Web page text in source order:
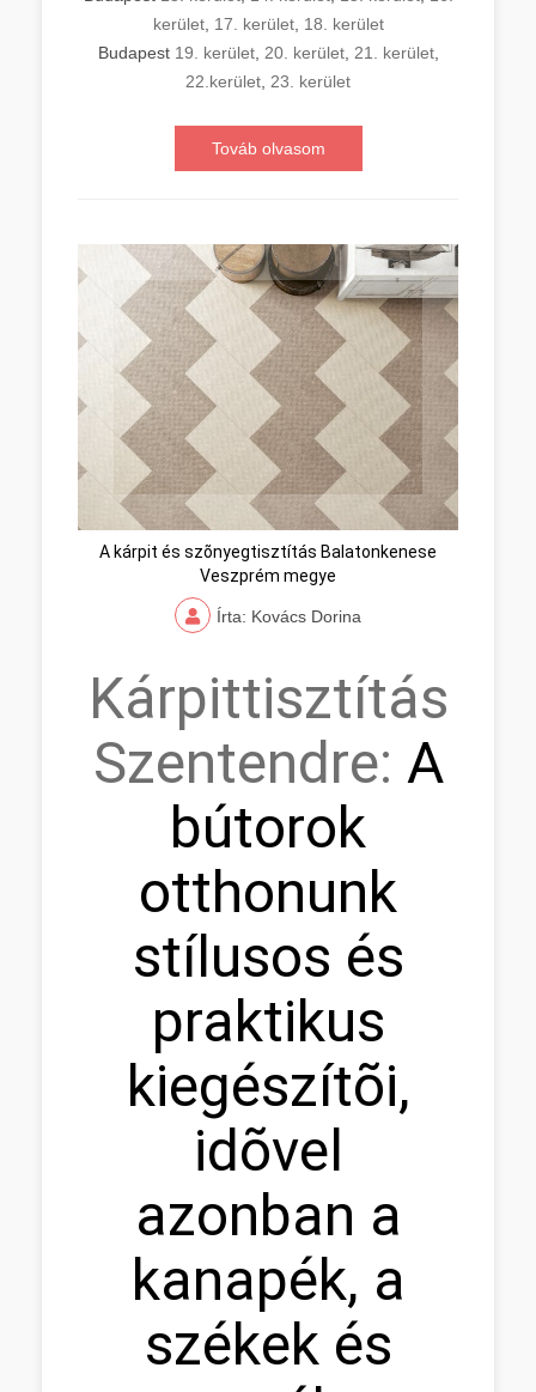
kerület, 17. kerület, 18. kerület
Budapest 19. kerület, 20. kerület, 21. kerület,
22.kerület 23. kerület
Továb olvasom
A kárpit és szõnyegtisztítás Balatonkenese
Veszprém megye
Írta: Kovács Dorina
Kárpittisztítás
Szentendre: A
bútorok
otthonunk
stílusos és
praktikus
kiegészítõi,
idõvel
azonban a
kanapék, a
székek és